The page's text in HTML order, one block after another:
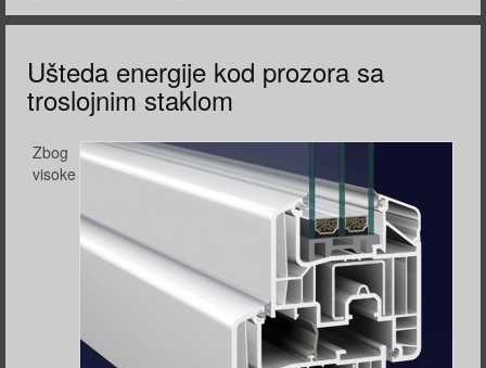
Ušteda energije kod prozora sa
troslojnim staklom
Zbog
visoke